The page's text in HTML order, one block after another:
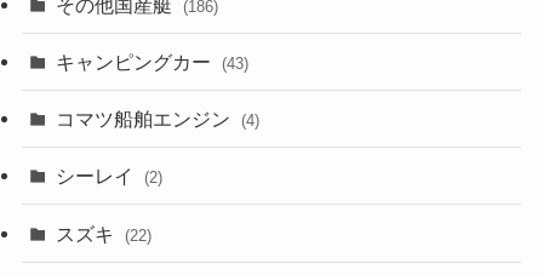
その他国産艇 (186)
キャンピングカー (43)
コマツ船舶エンジン (4)
シーレイ (2)
スズキ (22)